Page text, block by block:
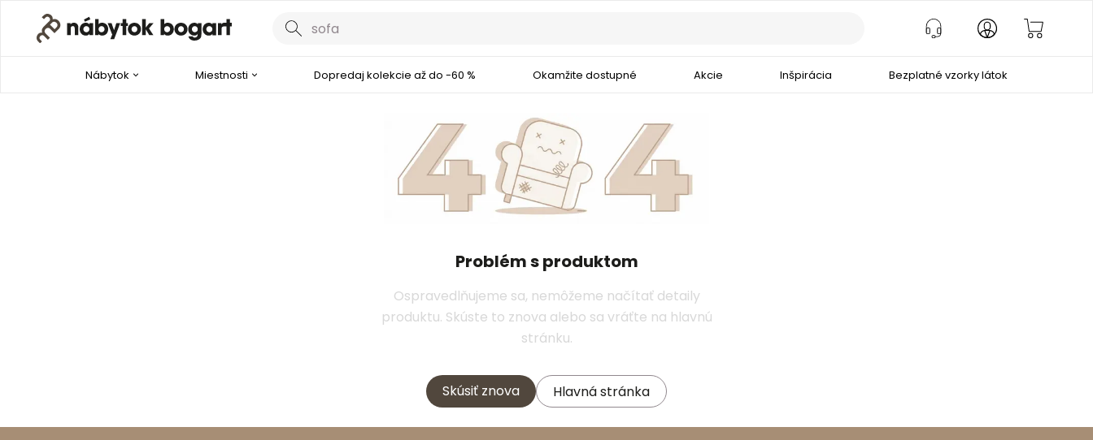
Nábytok Miestnosti Dopredaj kolekcie až do -60 % Okamžite dostupné Akcie Inšpirácia Bezplatné vzorky látok
Problém s produktom
Ospravedlňujeme sa, nemôžeme načítať detaily
produktu. Skúste to znova alebo sa vráťte na hlavnú
stránku.
Skúsiť znova Hlavná stránka